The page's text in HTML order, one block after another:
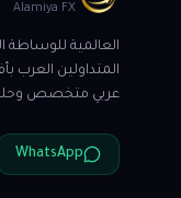
Alamiya FX
العالمية
المتداولين العرب
عربي متخصص
WhatsApp